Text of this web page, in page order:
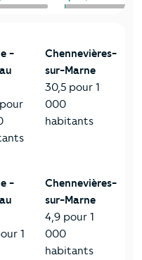
-
Chennevières-
sur-Marne
30,5 pour 1
000
habitants
-
1
Chennevières-
sur-Marne
4,9 pour 1
000
habitants